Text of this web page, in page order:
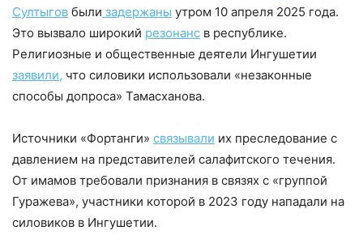
Султыгов были задержаны утром 10 апреля 2025 года.
Это вызвало широкий резонанс в республике.
Религиозные и общественные деятели Ингушетии
заявили, что силовики использовали «незаконные
способы допроса» Тамасханова.
Источники «Фортанги» связывали их преследование с
давлением на представителей салафитского течения.
От имамов требовали признания в связях с «группой
Гуражева», участники которой в 2023 году нападали на
силовиков в Ингушетии.